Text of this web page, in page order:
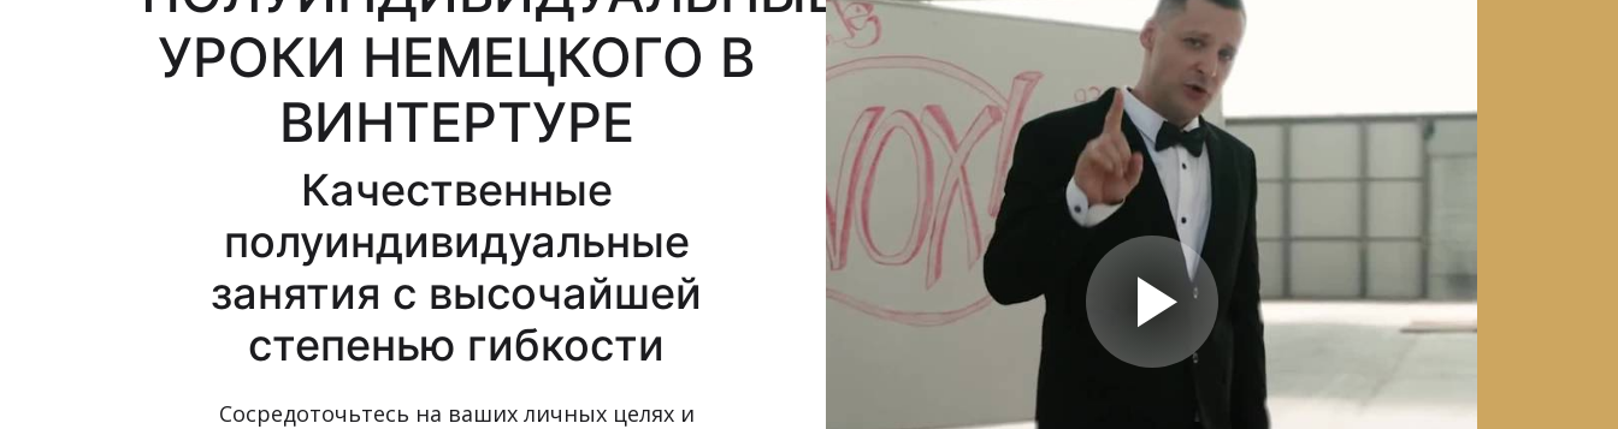
УРОКИ НЕМЕЦКОГО В
ВИНТЕРТУРЕ
Качественные
полуиндивидуальные
занятия с высочайшей
степенью гибкости
Сосредоточьтесь на ваших личных целях и